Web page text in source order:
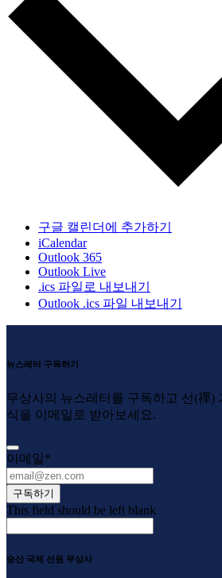
구글 캘린더에 추가하기
iCalendar
Outlook 365
Outlook Live
.ics 파일로 내보내기
Outlook .ics 파일 내보내기
뉴스레터 구독하기
무상사의 뉴스레터를 구독하고 선(禪)
식을 이메일로 받아보세요.
이메일 *
구독하기
This field should be left blank
숭산 국제 선원 무상사